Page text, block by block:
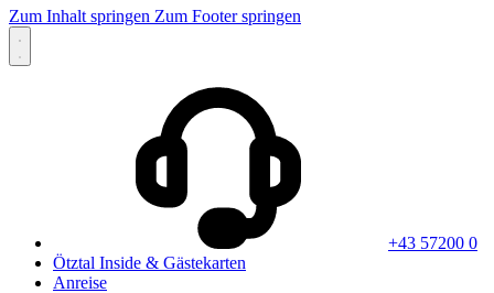
Zum Inhalt springen Zum Footer springen
+43 57200 0
Ötztal Inside & Gästekarten
Anreise